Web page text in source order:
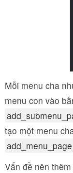
Mỗi menu cha
menu con vào
tạo một menu
add_menu_page
Vấn đề nên